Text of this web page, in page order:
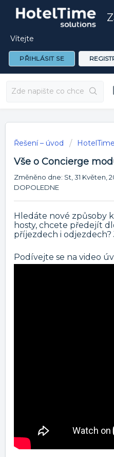
Vítejte
PŘIHLÁSIT SE
Řešení – úvod
Vše o Concierge
Změněno dne: St, 31 Květen,
DOPOLEDNE
Hledáte nové způsoby
hosty, chcete předejít
příjezdech i odjezdech?
Podívejte se na video